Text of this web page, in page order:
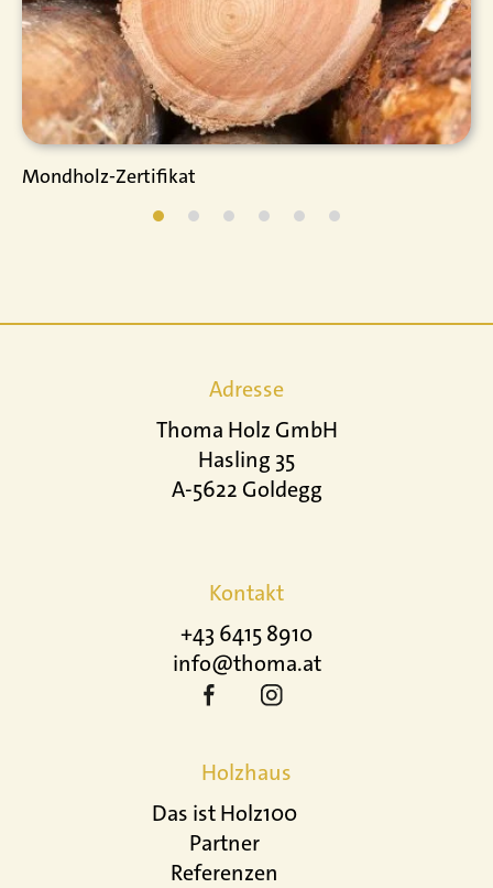
Mondholz-Zertifikat
Adresse
Thoma Holz GmbH
Hasling 35
A-5622 Goldegg
Kontakt
+43 6415 8910
info@thoma.at
Holzhaus
Das ist Holz100
Partner
Referenzen